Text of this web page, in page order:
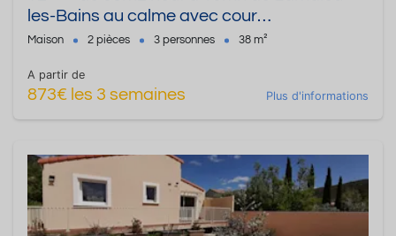
les-Bains au calme avec cour
privatisée/sécurisée. Adapté PMR
Maison 2 pièces 3 personnes 38 m²
A partir de
873€ les 3 semaines Plus d'informations